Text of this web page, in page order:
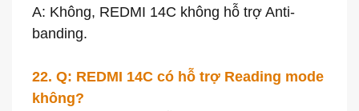
A: Không, REDMI 14C không hỗ trợ Anti-
banding.
22. Q: REDMI 14C có hỗ trợ Reading mode
không?